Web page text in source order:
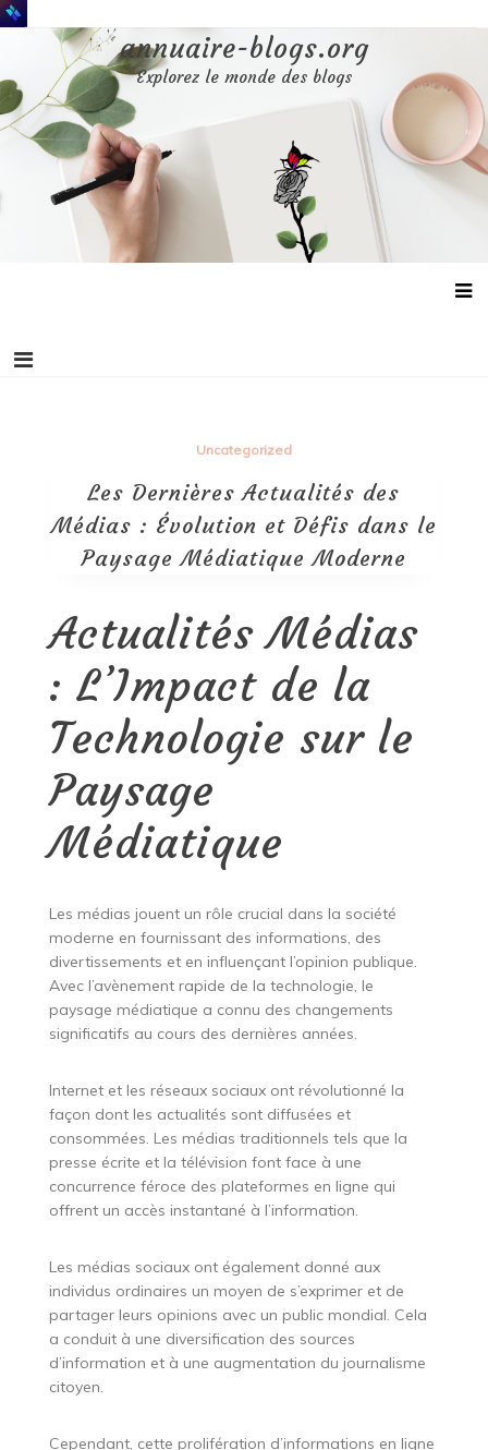
Aller
au
annuaire-blogs.org
Explorez le monde des blogs
Uncategorized
Les Dernières Actualités des
Médias : Évolution et Défis dans le
Paysage Médiatique Moderne
Actualités Médias
: L’Impact de la
Technologie sur le
Paysage
Médiatique
Les médias jouent un rôle crucial dans la société
moderne en fournissant des informations, des
divertissements et en influençant l’opinion publique.
Avec l’avènement rapide de la technologie, le
paysage médiatique a connu des changements
significatifs au cours des dernières années.
Internet et les réseaux sociaux ont révolutionné la
façon dont les actualités sont diffusées et
consommées. Les médias traditionnels tels que la
presse écrite et la télévision font face à une
concurrence féroce des plateformes en ligne qui
offrent un accès instantané à l’information.
Les médias sociaux ont également donné aux
individus ordinaires un moyen de s’exprimer et de
partager leurs opinions avec un public mondial. Cela
a conduit à une diversification des sources
d’information et à une augmentation du journalisme
citoyen.
Cependant, cette prolifération d’informations en ligne